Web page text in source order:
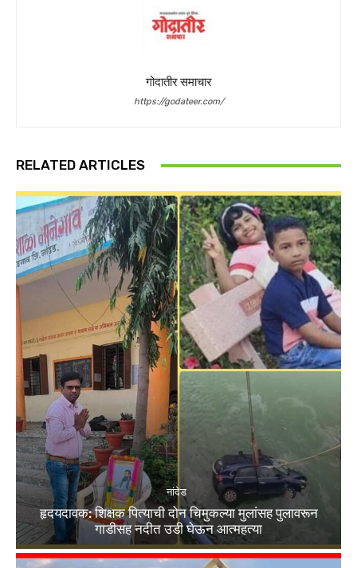
गोदातीर समाचार
https://godateer.com/
RELATED ARTICLES
नांदेड
हृदयदावक: शिक्षक पित्याची दोन चिमुकल्या मुलांसह पुलावरून
गाडीसह नदीत उडी घेऊन आत्महत्या